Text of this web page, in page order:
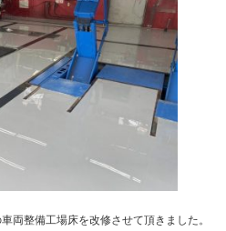
両整備工場床を改修させて頂きました。